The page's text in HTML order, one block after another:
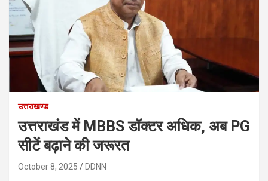
उत्तराखण्ड
उत्तराखंड में MBBS डॉक्टर अधिक, अब PG
सीटें बढ़ाने की जरूरत
October 8, 2025 DDNN